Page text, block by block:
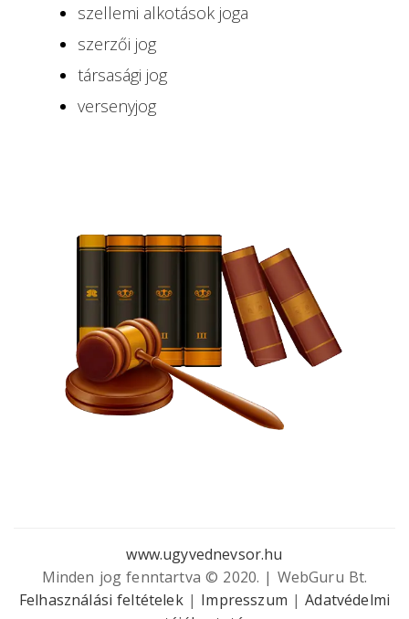
szellemi alkotások joga
szerzői jog
társasági jog
versenyjog
www.ugyvednevsor.hu
Minden jog fenntartva © 2020. | WebGuru Bt.
Felhasználási feltételek| Impresszum |Adatvédelmi